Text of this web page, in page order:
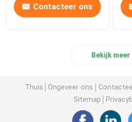
Contacteer ons
Bekijk meer
Thuis Ongeveer ons
Sitemap